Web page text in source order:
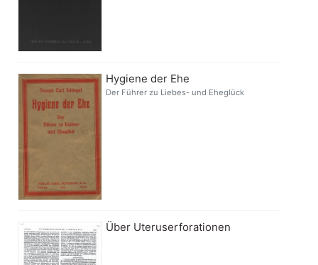
Hygiene der Ehe
Der Führer zu Liebes- und Eheglück
Über Uteruserforationen